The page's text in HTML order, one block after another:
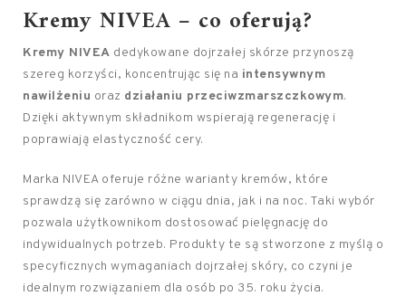
Kremy NIVEA – co oferują?
Kremy NIVEA dedykowane dojrzałej skórze przynoszą
szereg korzyści, koncentrując się na intensywnym
nawilżeniu oraz działaniu przeciwzmarszczkowym.
Dzięki aktywnym składnikom wspierają regenerację i
poprawiają elastyczność cery.
Marka NIVEA oferuje różne warianty kremów, które
sprawdzą się zarówno w ciągu dnia, jak i na noc. Taki wybór
pozwala użytkownikom dostosować pielęgnację do
indywidualnych potrzeb. Produkty te są stworzone z myślą o
specyficznych wymaganiach dojrzałej skóry, co czyni je
idealnym rozwiązaniem dla osób po 35. roku życia.